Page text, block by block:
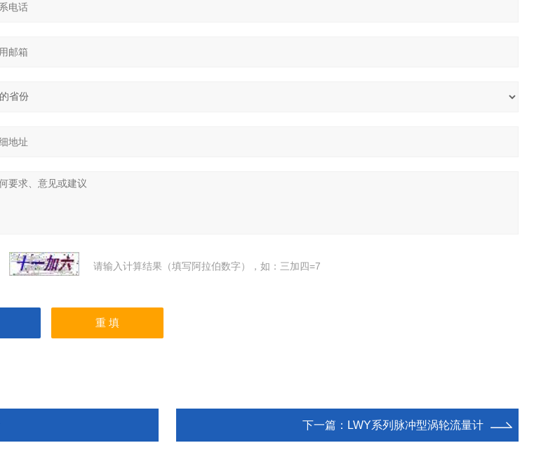
请输入计算结果（填写阿拉伯数字），如：三加四=7
下一篇： LWY系列脉冲型涡轮流量计